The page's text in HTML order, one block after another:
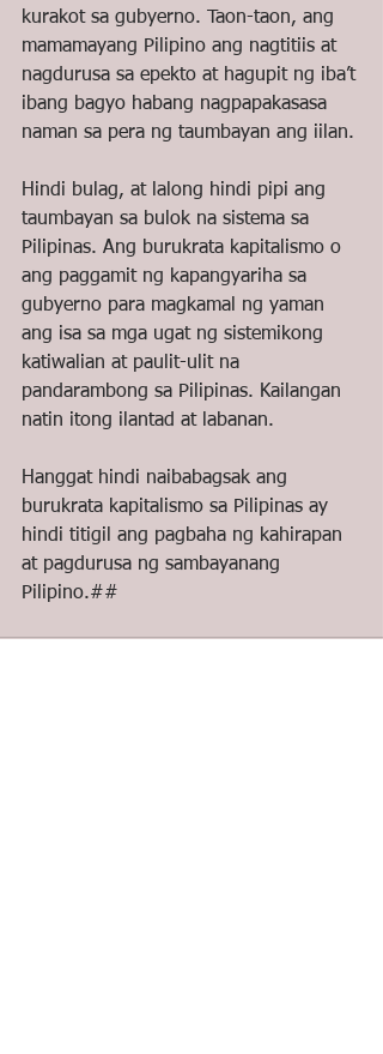
kurakot sa gubyerno. Taon-taon, ang
mamamayang Pilipino ang nagtitiis at
nagdurusa sa epekto at hagupit ng iba’t
ibang bagyo habang nagpapakasasa
naman sa pera ng taumbayan ang iilan.
Hindi bulag, at lalong hindi pipi ang
taumbayan sa bulok na sistema sa
Pilipinas. Ang burukrata kapitalismo o
ang paggamit ng kapangyariha sa
gubyerno para magkamal ng yaman
ang isa sa mga ugat ng sistemikong
katiwalian at paulit-ulit na
pandarambong sa Pilipinas. Kailangan
natin itong ilantad at labanan.
Hanggat hindi naibabagsak ang
burukrata kapitalismo sa Pilipinas ay
hindi titigil ang pagbaha ng kahirapan
at pagdurusa ng sambayanang
Pilipino.##